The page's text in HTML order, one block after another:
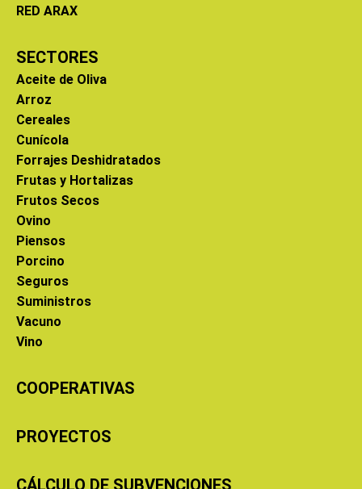
RED ARAX
SECTORES
Aceite de Oliva
Arroz
Cereales
Cunícola
Forrajes Deshidratados
Frutas y Hortalizas
Frutos Secos
Ovino
Piensos
Porcino
Seguros
Suministros
Vacuno
Vino
COOPERATIVAS
PROYECTOS
CÁLCULO DE SUBVENCIONES